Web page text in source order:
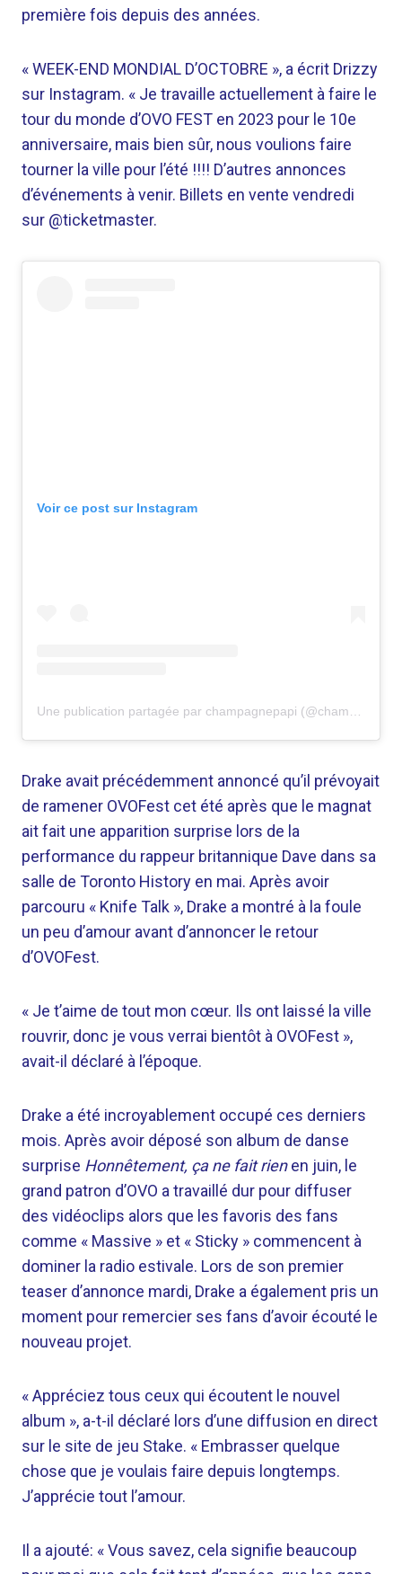
première fois depuis des années.
« WEEK-END MONDIAL D’OCTOBRE », a écrit Drizzy
sur Instagram. « Je travaille actuellement à faire le
tour du monde d’OVO FEST en 2023 pour le 10e
anniversaire, mais bien sûr, nous voulions faire
tourner la ville pour l’été !!!! D’autres annonces
d’événements à venir. Billets en vente vendredi
sur @ticketmaster.
Voir ce post sur Instagram
Drake avait précédemment annoncé qu’il prévoyait
de ramener OVOFest cet été après que le magnat
ait fait une apparition surprise lors de la
performance du rappeur britannique Dave dans sa
salle de Toronto History en mai. Après avoir
parcouru « Knife Talk », Drake a montré à la foule
un peu d’amour avant d’annoncer le retour
d’OVOFest.
« Je t’aime de tout mon cœur. Ils ont laissé la ville
rouvrir, donc je vous verrai bientôt à OVOFest »,
avait-il déclaré à l’époque.
Drake a été incroyablement occupé ces derniers
mois. Après avoir déposé son album de danse
surprise Honnêtement, ça ne fait rienen juin, le
grand patron d’OVO a travaillé dur pour diffuser
des vidéoclips alors que les favoris des fans
comme « Massive » et « Sticky » commencent à
dominer la radio estivale. Lors de son premier
teaser d’annonce mardi, Drake a également pris un
moment pour remercier ses fans d’avoir écouté le
nouveau projet.
« Appréciez tous ceux qui écoutent le nouvel
album », a-t-il déclaré lors d’une diffusion en direct
sur le site de jeu Stake. « Embrasser quelque
chose que je voulais faire depuis longtemps.
J’apprécie tout l’amour.
Il a ajouté: « Vous savez, cela signifie beaucoup